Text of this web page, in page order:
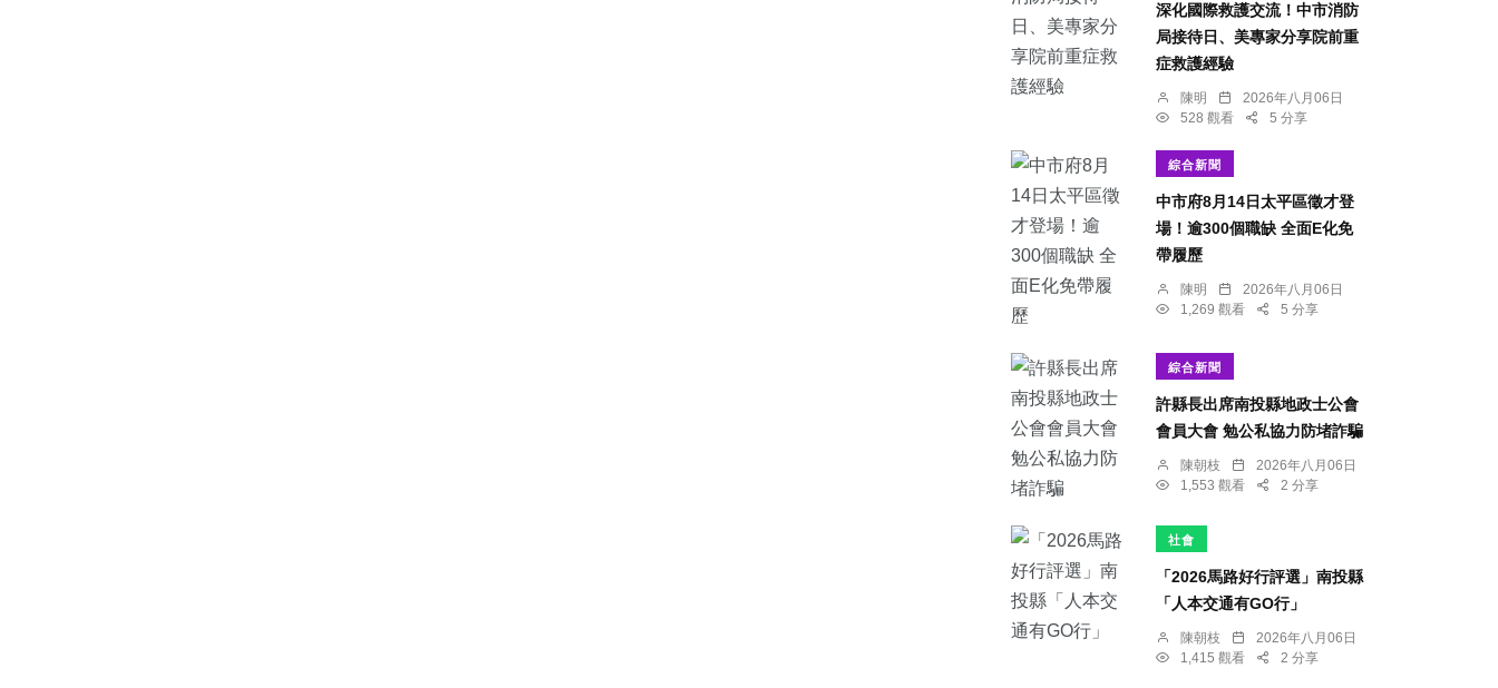
深化國際救護交流！中市消防
局接待日、美專家分享院前重
症救護經驗
陳明
2026年八月06日
528 觀看
5 分享
綜合新聞
中市府8月14日太平區徵才登
場！逾300個職缺 全面E化免
帶履歷
陳明
2026年八月06日
1,269 觀看
5 分享
綜合新聞
許縣長出席南投縣地政士公會
會員大會 勉公私協力防堵詐騙
陳朝枝
2026年八月06日
1,553 觀看
2 分享
社會
「2026馬路好行評選」南投縣
「人本交通有GO行」
陳朝枝
2026年八月06日
1,415 觀看
2 分享